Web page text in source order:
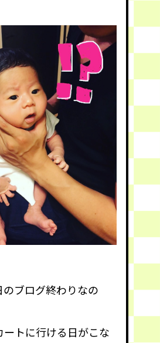
のブログ終わりなの
トに行ける日がこな